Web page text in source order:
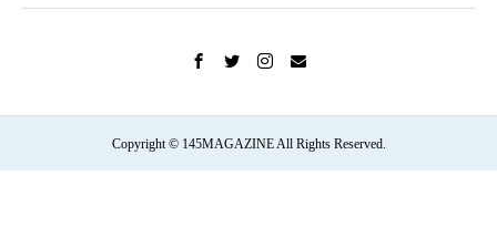
Copyright © 145MAGAZINE All Rights Reserved.